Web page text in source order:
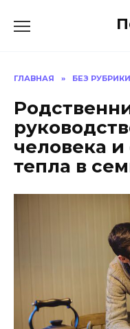
ГЛАВНАЯ » БЕЗ РУБРИКИ
человека
тепла в